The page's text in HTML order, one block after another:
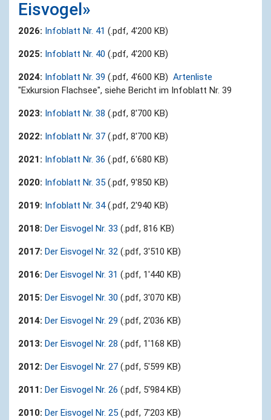
Eisvogel»
2026: Infoblatt Nr. 41 (.pdf, 4'200 KB)
2025: Infoblatt Nr. 40 (.pdf, 4'200 KB)
2024: Infoblatt Nr. 39 (.pdf, 4'600 KB) Artenliste
"Exkursion Flachsee", siehe Bericht im Infoblatt Nr. 39
2023: Infoblatt Nr. 38 (.pdf, 8'700 KB)
2022: Infoblatt Nr. 37 (.pdf, 8'700 KB)
2021: Infoblatt Nr. 36 (.pdf, 6'680 KB)
2020: Infoblatt Nr. 35 (.pdf, 9'850 KB)
2019: Infoblatt Nr. 34(.pdf, 2'940 KB)
2018: Der Eisvogel Nr. 33 (.pdf, 816 KB)
2017: Der Eisvogel Nr. 32 (.pdf, 3'510 KB)
2016: Der Eisvogel Nr. 31 (.pdf, 1'440 KB)
2015: Der Eisvogel Nr. 30 (.pdf, 3'070 KB)
2014: Der Eisvogel Nr. 29 (.pdf, 2'036 KB)
2013: Der Eisvogel Nr. 28 (.pdf, 1'168 KB)
2012: Der Eisvogel Nr. 27 (.pdf, 5'599 KB)
2011: Der Eisvogel Nr. 26 (.pdf, 5'984 KB)
2010: Der Eisvogel Nr. 25 (.pdf, 7'203 KB)